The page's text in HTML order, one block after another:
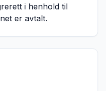
i henhold til
er avtalt.